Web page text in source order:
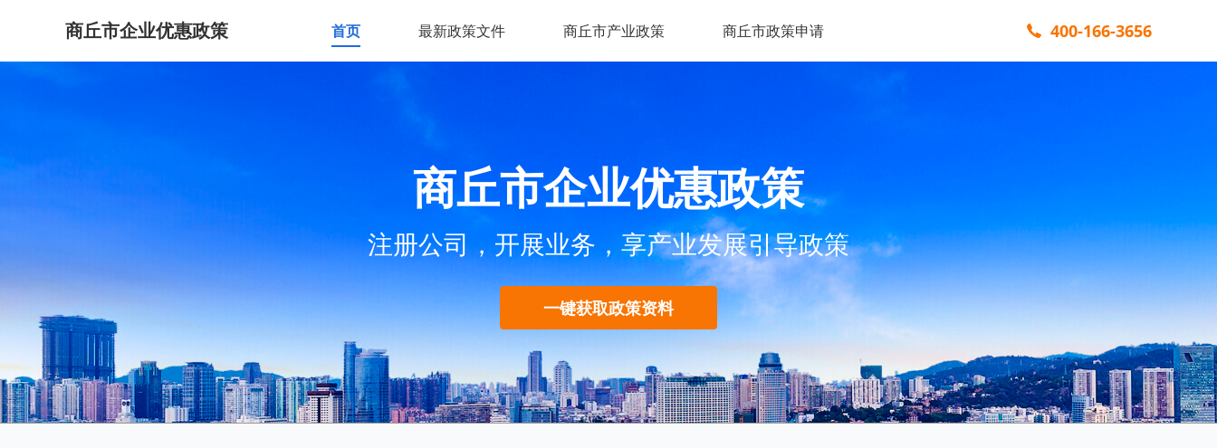
商丘市企业优惠政策 首页 最新政策文件 商丘市产业政策 商丘市政策申请 400-166-3656
商丘市企业优惠政策
注册公司，开展业务，享产业发展引导政策
一键获取政策资料